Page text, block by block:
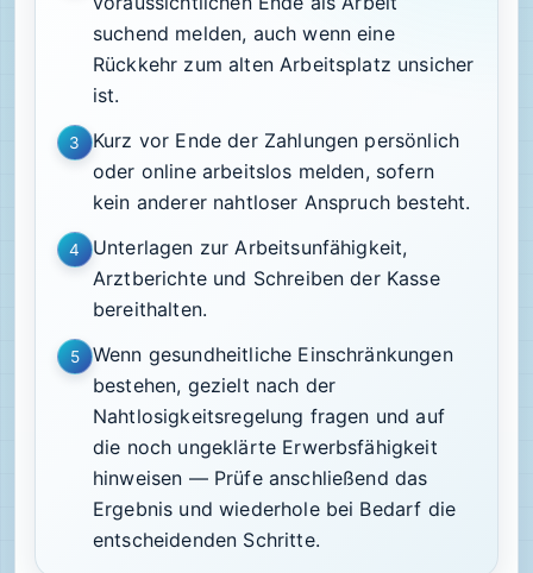
suchend melden, auch wenn eine
Rückkehr zum alten Arbeitsplatz unsicher
ist.
3
Kurz vor Ende der Zahlungen persönlich
oder online arbeitslos melden, sofern
kein anderer nahtloser Anspruch besteht.
4
Unterlagen zur Arbeitsunfähigkeit,
Arztberichte und Schreiben der Kasse
bereithalten.
5
Wenn gesundheitliche Einschränkungen
bestehen, gezielt nach der
Nahtlosigkeitsregelung fragen und auf
die noch ungeklärte Erwerbsfähigkeit
hinweisen — Prüfe anschließend das
Ergebnis und wiederhole bei Bedarf die
entscheidenden Schritte.